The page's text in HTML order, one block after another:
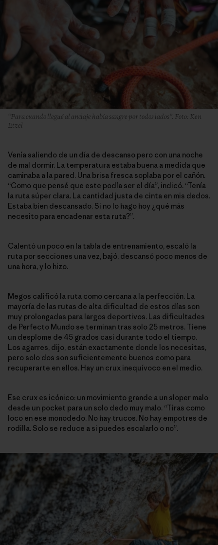
“Para cuando llegué al anclaje había sangre por todos lados”. Foto: Ken
Etzel
Venía saliendo de un día de descanso pero con una noche
de mal dormir. La temperatura estaba buena a medida que
caminaba a la pared. Una brisa fresca soplaba por el cañón.
“Como que pensé que este podía ser el día”, indicó. “Tenía
la ruta súper clara. La cantidad justa de cinta en mis dedos.
Estaba bien descansado. Si no lo hago hoy ¿qué más
necesito para encadenar esta ruta?”.
Calentó un poco en la tabla de entrenamiento, escaló la
ruta por secciones una vez, bajó, descansó poco menos de
una hora, y lo hizo.
Megos calificó la ruta como cercana a la perfección. La
mayoría de las rutas de alta dificultad de estos días son
muy prolongadas para largos deportivos. Las dificultades
de Perfecto Mundo se terminan tras solo 25 metros. Tiene
un desplome de 45 grados casi durante todo el tiempo.
Los agarres, dijo, están exactamente donde los necesitas,
pero solo dos son suficientemente buenos como para
recuperarte en ellos. Hay un crux inequívoco en el medio.
Ese crux es icónico: un movimiento grande a un sloper malo
desde un pocket para un solo dedo muy malo. “Tiras como
loco en ese monodedo. No hay trucos. No hay empotres de
rodilla. Solo se reduce a si puedes escalarlo o no”.